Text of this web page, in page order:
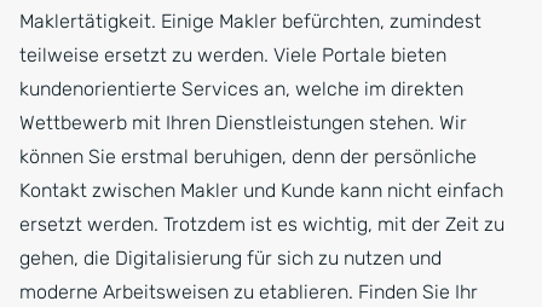
Maklertätigkeit. Einige Makler befürchten, zumindest
teilweise ersetzt zu werden. Viele Portale bieten
kundenorientierte Services an, welche im direkten
Wettbewerb mit Ihren Dienstleistungen stehen. Wir
können Sie erstmal beruhigen, denn der persönliche
Kontakt zwischen Makler und Kunde kann nicht einfach
ersetzt werden. Trotzdem ist es wichtig, mit der Zeit zu
gehen, die Digitalisierung für sich zu nutzen und
moderne Arbeitsweisen zu etablieren. Finden Sie Ihr